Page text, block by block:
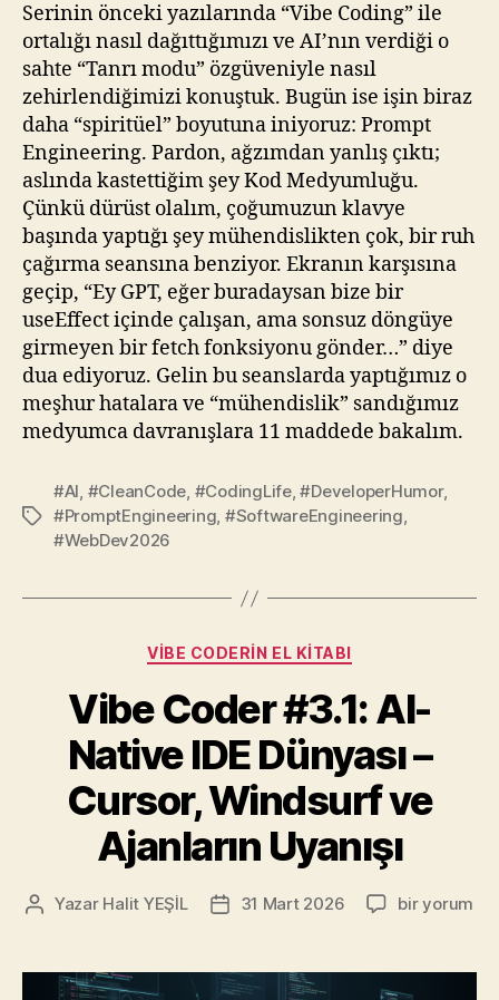
Serinin önceki yazılarında “Vibe Coding” ile
ortalığı nasıl dağıttığımızı ve AI’nın verdiği o
sahte “Tanrı modu” özgüveniyle nasıl
zehirlendiğimizi konuştuk. Bugün ise işin biraz
daha “spiritüel” boyutuna iniyoruz: Prompt
Engineering. Pardon, ağzımdan yanlış çıktı;
aslında kastettiğim şey Kod Medyumluğu.
Çünkü dürüst olalım, çoğumuzun klavye
başında yaptığı şey mühendislikten çok, bir ruh
çağırma seansına benziyor. Ekranın karşısına
geçip, “Ey GPT, eğer buradaysan bize bir
useEffect içinde çalışan, ama sonsuz döngüye
girmeyen bir fetch fonksiyonu gönder…” diye
dua ediyoruz. Gelin bu seanslarda yaptığımız o
meşhur hatalara ve “mühendislik” sandığımız
medyumca davranışlara 11 maddede bakalım.
Etiketler
#AI, #CleanCode, #CodingLife,#DeveloperHumor,
#PromptEngineering, #SoftwareEngineering,
#WebDev2026
Kategoriler
VIBE CODERIN EL KITABI
Vibe Coder #3.1: AI-
Native IDE Dünyası –
Cursor, Windsurf ve
Ajanların Uyanışı
Yazının
Yazar Halit YEŞİL
Yazı31 Mart 2026
Vibe
AI-
bir yorum